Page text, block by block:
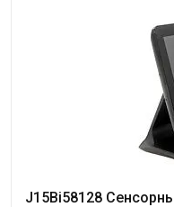
J15Bi58128